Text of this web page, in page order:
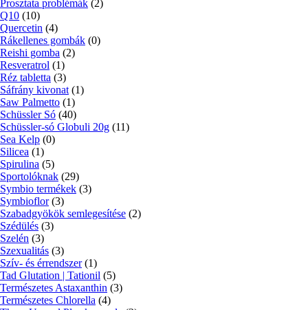
Prosztata problémák (2)
Q10 (10)
Quercetin (4)
Rákellenes gombák (0)
Reishi gomba (2)
Resveratrol (1)
Réz tabletta (3)
Sáfrány kivonat (1)
Saw Palmetto (1)
Schüssler Só (40)
Schüssler-só Globuli 20g (11)
Sea Kelp (0)
Silicea (1)
Spirulina (5)
Sportolóknak (29)
Symbio termékek (3)
Symbioflor (3)
Szabadgyökök semlegesítése (2)
Szédülés (3)
Szelén (3)
Szexualitás (3)
Szív- és érrendszer (1)
Tad Glutation | Tationil (5)
Természetes Astaxanthin (3)
Természetes Chlorella (4)